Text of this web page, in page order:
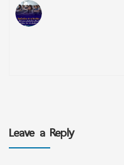
Leave a Reply